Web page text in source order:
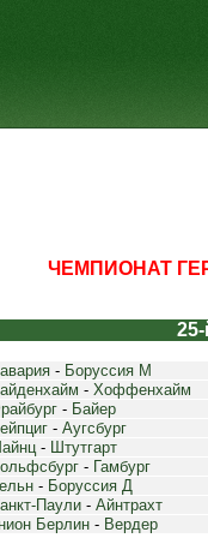
ЧЕМПИОНАТ
- Боруссия М
- Хоффенхайм
- Байер
- Аугсбург
- Штутгарт
- Гамбург
- Боруссия Д
Паули - Айнтрахт
Берлин - Вердер